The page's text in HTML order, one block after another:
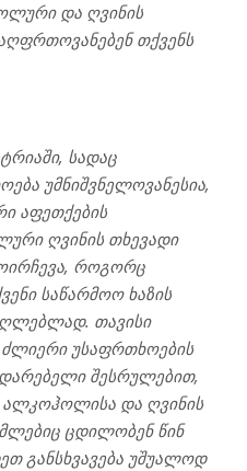
და ღვინის
თქვენს
სადაც
უმნიშვნელოვანესია,
აფეთქების
ღვინის თხევადი
როგორც
საწარმოო ხაზის
თავისი
უსაფრთხოების
შესრულებით,
ალკოჰოლისა და ღვინის
ცდილობენ წინ
განსხვავება უშუალოდ